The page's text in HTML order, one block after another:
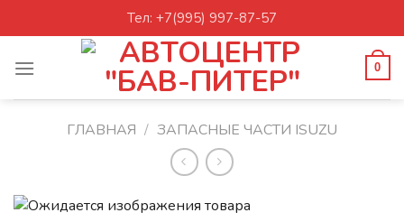
to
Тел: +7(995) 997-87-57
0
ГЛАВНАЯ / ЗАПАСНЫЕ ЧАСТИ ISUZU